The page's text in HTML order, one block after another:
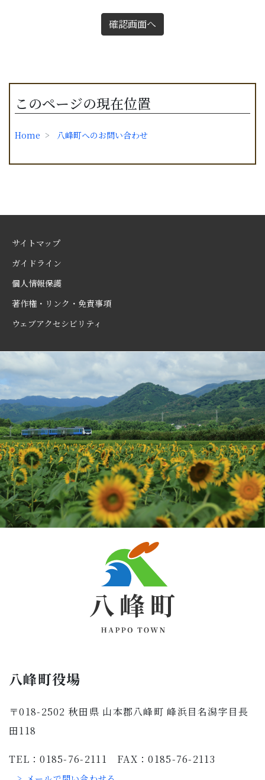
確認画面へ
このページの現在位置
Home 八峰町へのお問い合わせ
サイトマップ
ガイドライン
個人情報保護
著作権・リンク・免責事項
ウェブアクセシビリティ
八峰町役場
〒018-2502 秋田県 山本郡八峰町 峰浜目名潟字目長
田118
TEL：0185-76-2111 FAX：0185-76-2113